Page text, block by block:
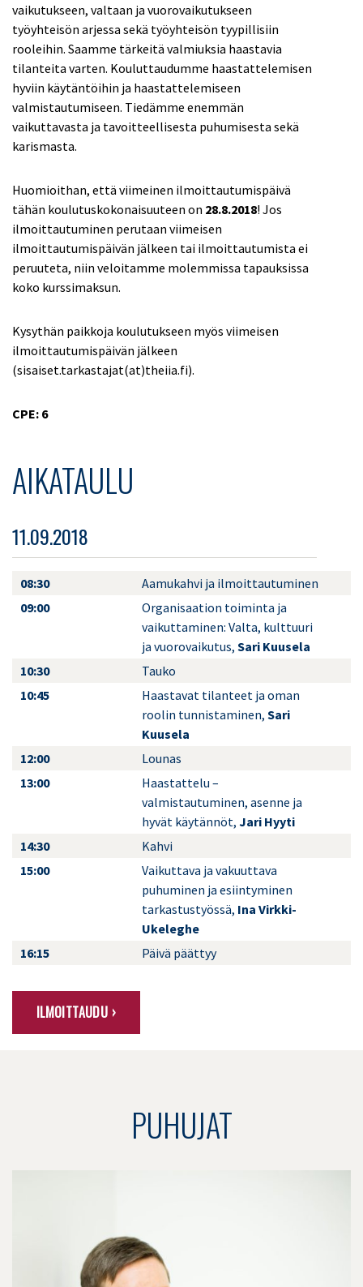
vaikutukseen, valtaan ja vuorovaikutukseen
työyhteisön arjessa sekä työyhteisön tyypillisiin
rooleihin. Saamme tärkeitä valmiuksia haastavia
tilanteita varten. Kouluttaudumme haastattelemisen
hyviin käytäntöihin ja haastattelemiseen
valmistautumiseen. Tiedämme enemmän
vaikuttavasta ja tavoitteellisesta puhumisesta sekä
karismasta.
Huomioithan, että viimeinen ilmoittautumispäivä
tähän koulutuskokonaisuuteen on 28.8.2018! Jos
ilmoittautuminen perutaan viimeisen
ilmoittautumispäivän jälkeen tai ilmoittautumista ei
peruuteta, niin veloitamme molemmissa tapauksissa
koko kurssimaksun.
Kysythän paikkoja koulutukseen myös viimeisen
ilmoittautumispäivän jälkeen
(sisaiset.tarkastajat(at)theiia.fi).
CPE: 6
AIKATAULU
11.09.2018
08:30
Aamukahvi ja ilmoittautuminen
09:00
Organisaation toiminta ja
vaikuttaminen: Valta, kulttuuri
ja vuorovaikutus, Sari Kuusela
10:30
Tauko
10:45
Haastavat tilanteet ja oman
roolin tunnistaminen, Sari
Kuusela
12:00
Lounas
13:00
Haastattelu –
valmistautuminen, asenne ja
hyvät käytännöt, Jari Hyyti
14:30
Kahvi
15:00
Vaikuttava ja vakuuttava
puhuminen ja esiintyminen
tarkastustyössä, Ina Virkki-
Ukeleghe
16:15
Päivä päättyy
ILMOITTAUDU ›
PUHUJAT